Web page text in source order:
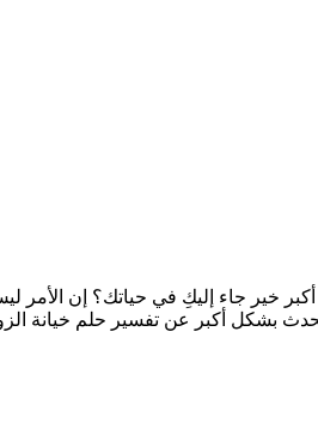
جاء إليكِ في حياتك؟ إن الأمر ليس
بشكل أكبر عن تفسير حلم خيانة